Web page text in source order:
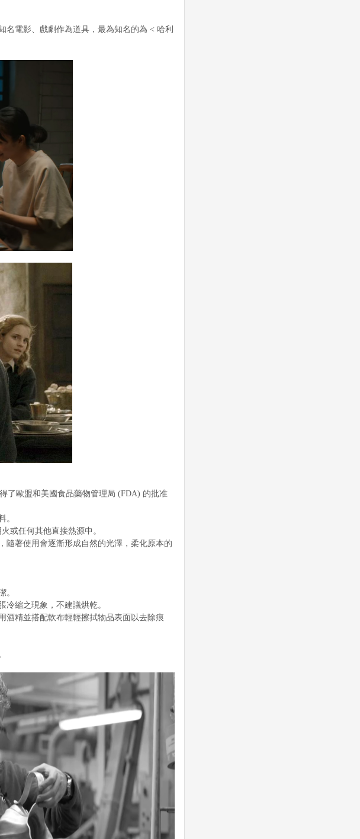
電影、戲劇作為道具，最為知名的為 < 哈利
了歐盟和美國食品藥物管理局 (FDA) 的批准
。
或任何其他直接熱源中。
隨著使用會逐漸形成自然的光澤，柔化原本的
。
縮之現象，不建議烘乾。
酒精並搭配軟布輕輕擦拭物品表面以去除痕